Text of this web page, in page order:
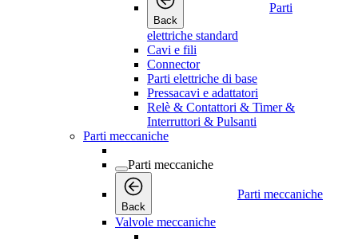
Back
Parti
elettriche standard
Cavi e fili
Connector
Parti elettriche di base
Pressacavi e adattatori
Relè & Contattori & Timer &
Interruttori & Pulsanti
Parti meccaniche
Parti meccaniche
Back
Parti meccaniche
Valvole meccaniche